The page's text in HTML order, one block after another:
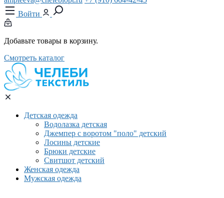
Войти
Добавьте товары в корзину.
Смотреть каталог
Детская одежда
Водолазка детская
Джемпер с воротом "поло" детский
Лосины детские
Брюки детские
Свитшот детский
Женская одежда
Мужская одежда